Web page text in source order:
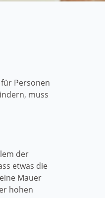
Personen
muss
der
etwas die
Mauer
hohen